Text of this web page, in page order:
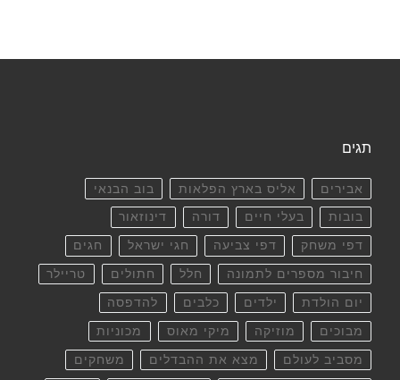
תגים
אבירים אליס בארץ הפלאות בוב הבנאי
בובות בעלי חיים דורה דינוזאור
דפי משחק דפי צביעה חגי ישראל חגים
חיבור מספרים לתמונה חלל חתולים טריילר
יום הולדת ילדים כלבים להדפסה
מבוכים מוזיקה מיקי מאוס מכוניות
מסביב לעולם מצא את ההבדלים משחקים